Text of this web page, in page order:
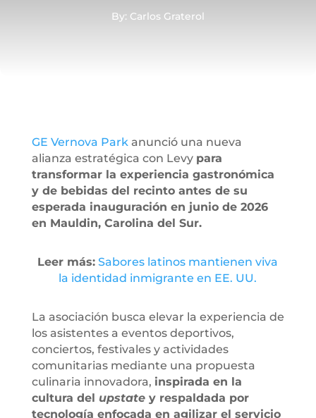
By: Carlos Graterol
GE Vernova Park anunció una nueva
alianza estratégica con Levy para
transformar la experiencia gastronómica
y de bebidas del recinto antes de su
esperada inauguración en junio de 2026
en Mauldin, Carolina del Sur.
Leer más: Sabores latinos mantienen viva
la identidad inmigrante en EE. UU.
La asociación busca elevar la experiencia de
los asistentes a eventos deportivos,
conciertos, festivales y actividades
comunitarias mediante una propuesta
culinaria innovadora, inspirada en la
cultura del upstate y respaldada por
tecnología enfocada en agilizar el servicio